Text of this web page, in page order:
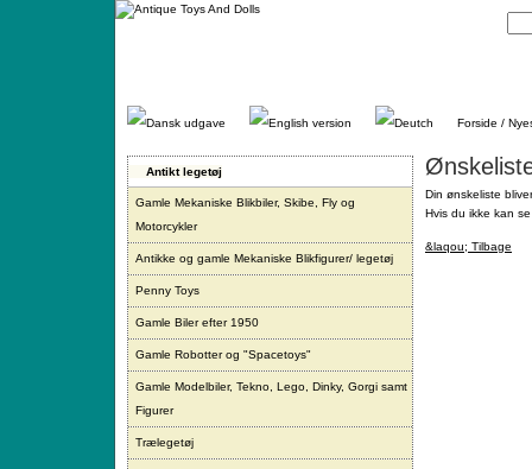
Gå
Forside /
Antikt legetøj
Gamle Mekaniske Blikbiler, Skibe, Fly og
Motorcykler
Antikke og gamle Mekaniske Blikfigurer/ legetøj
Penny Toys
Gamle Biler efter 1950
Gamle Robotter og "Spacetoys"
Gamle Modelbiler, Tekno, Lego, Dinky, Gorgi samt
Figurer
Trælegetøj
Din ønskeliste
Hvis du ikke kan
&laqou; Tilbage